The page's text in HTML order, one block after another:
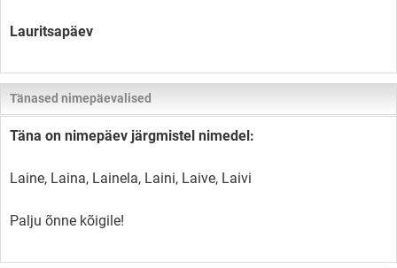
Lauritsapäev
Tänased nimepäevalised
Täna on nimepäev järgmistel nimedel:
Laine, Laina, Lainela, Laini, Laive, Laivi
Palju õnne kõigile!